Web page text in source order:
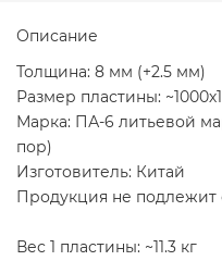
Описание
Толщина: 8 мм (+2.5 мм)
Размер пластины:
Марка: ПА-6 литьевой
пор)
Изготовитель: Китай
Продукция не подлежит
Вес 1 пластины: ~11.3 кг